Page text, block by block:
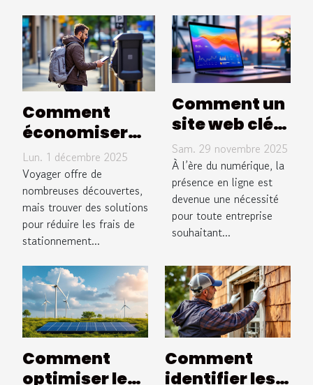
Comment
économiser
sur le
stationnement
lors de vos
voyages ?
Lun. 1 décembre 2025
Voyager offre de
nombreuses découvertes,
mais trouver des solutions
pour réduire les frais de
stationnement...
Comment un
site web clé
en main peut
transformer
votre
entreprise ?
Sam. 29 novembre 2025
À l’ère du numérique, la
présence en ligne est
devenue une nécessité
pour toute entreprise
souhaitant...
Comment
optimiser les
Comment
identifier les